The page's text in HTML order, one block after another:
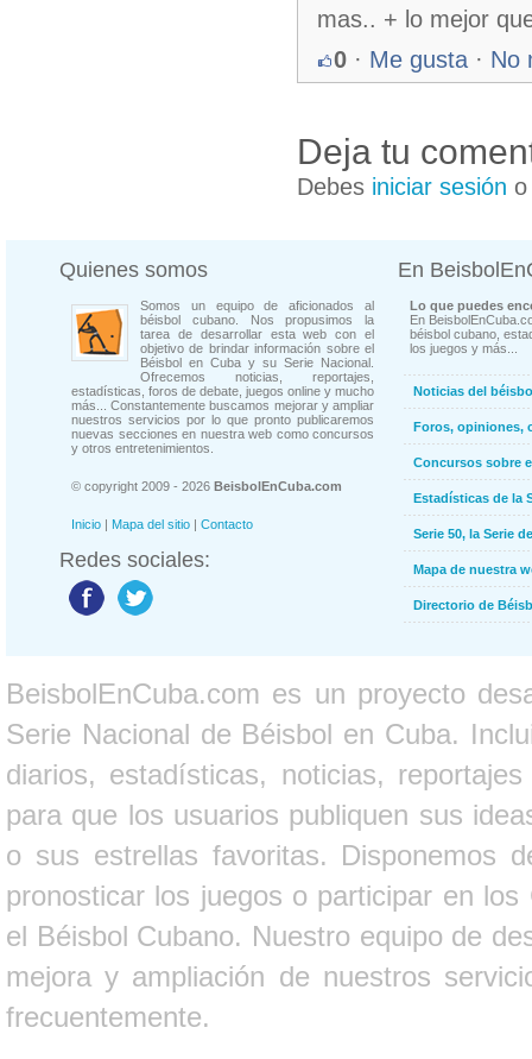
mas.. + lo mejor
0 · Me gusta · No
Deja tu
Debes iniciar sesión
Quienes somos
Somos un equipo de aficionados al
béisbol cubano. Nos propusimos la
tarea de desarrollar esta web con el
objetivo de brindar información sobre el
Béisbol en Cuba y su Serie Nacional.
Ofrecemos noticias, reportajes,
estadísticas, foros de debate, juegos online y mucho
más... Constantemente buscamos mejorar y ampliar
nuestros servicios por lo que pronto publicaremos
nuevas secciones en nuestra web como concursos
y otros entretenimientos.
© copyright 2009 - 2026 BeisbolEnCuba.com
Inicio | Mapa del sitio | Contacto
Redes sociales:
En
Lo que puedes
En
béisbol cubano,
los juegos y más...
Noticias del
Foros, opiniones,
Concursos sobre
Estadísticas de la
Serie 50, la Serie
Mapa de nuestra
Directorio de
BeisbolEnCuba.com es un proyecto
Serie Nacional de Béisbol en Cuba.
diarios, estadísticas, noticias,
para que los usuarios publiquen sus
o sus estrellas favoritas. Disponemos
pronosticar los juegos o participar en
el Béisbol Cubano. Nuestro equipo de
mejora y ampliación de nuestros
frecuentemente.